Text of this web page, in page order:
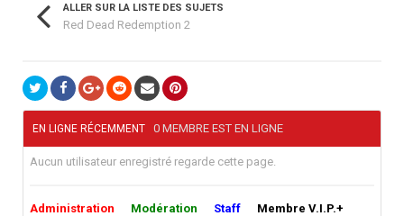
ALLER SUR LA LISTE DES SUJETS
Red Dead Redemption 2
EN LIGNE RÉCEMMENT 0 MEMBRE EST EN LIGNE
Aucun utilisateur enregistré regarde cette page.
Administration Modération Staff
Membre V.I.P.+